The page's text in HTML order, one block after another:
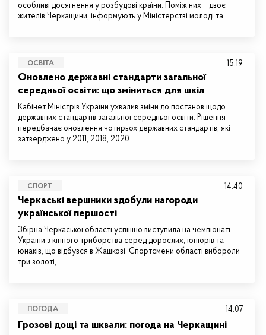
особливі досягнення у розбудові країни. Поміж них – двоє
жителів Черкащини, інформують у Міністерстві молоді та…
ОСВІТА
Оновлено державні стандарти загальної
середньої освіти: що зміниться для шкіл
Кабінет Міністрів України ухвалив зміни до постанов щодо
державних стандартів загальної середньої освіти. Рішення
передбачає оновлення чотирьох державних стандартів, які
затверджено у 2011, 2018, 2020…
15:19
СПОРТ
Черкаські вершники здобули нагороди
української першості
Збірна Черкаської області успішно виступила на чемпіонаті
України з кінного триборства серед дорослих, юніорів та
юнаків, що відбувся в Жашкові. Спортсмени області вибороли
три золоті,…
14:40
ПОГОДА
Грозові дощі та шквали: погода на Черкащині
14:07